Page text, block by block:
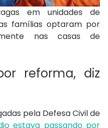
em unidades de
famílias optaram por
nas casas de
reforma, diz
pela Defesa Civil de
estava passando por